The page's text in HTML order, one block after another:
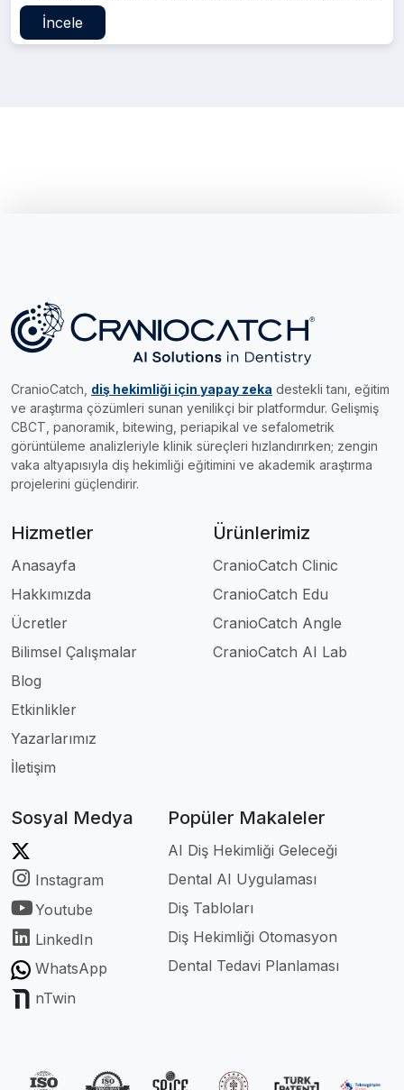
İncele
CranioCatch, diş hekimliği için yapay zeka destekli tanı, eğitim
ve araştırma çözümleri sunan yenilikçi bir platformdur. Gelişmiş
CBCT, panoramik, bitewing, periapikal ve sefalometrik
görüntüleme analizleriyle klinik süreçleri hızlandırırken; zengin
vaka altyapısıyla diş hekimliği eğitimini ve akademik araştırma
projelerini güçlendirir.
Hizmetler
Anasayfa
Hakkımızda
Ücretler
Bilimsel Çalışmalar
Blog
Etkinlikler
Yazarlarımız
İletişim
Ürünlerimiz
CranioCatch Clinic
CranioCatch Edu
CranioCatch Angle
CranioCatch AI Lab
Sosyal Medya
Instagram
Youtube
LinkedIn
WhatsApp
nTwin
Popüler Makaleler
AI Diş Hekimliği Geleceği
Dental AI Uygulaması
Diş Tabloları
Diş Hekimliği Otomasyon
Dental Tedavi Planlaması